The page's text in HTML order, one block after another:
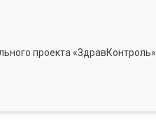
проекта «ЗдравКонтроль»